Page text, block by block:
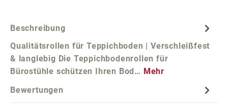
Beschreibung
Qualitätsrollen für Teppichboden | Verschleißfest
& langlebig Die Teppichbodenrollen für
Bürostühle schützen Ihren Bod… Mehr
Bewertungen